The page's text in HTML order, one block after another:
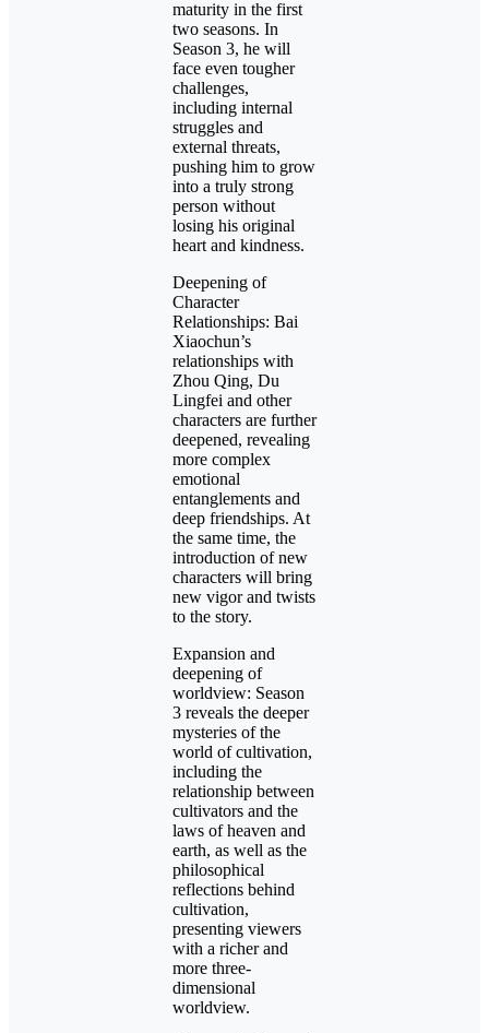
maturity in the first
two seasons. In
Season 3, he will
face even tougher
challenges,
including internal
struggles and
external threats,
pushing him to grow
into a truly strong
person without
losing his original
heart and kindness.
Deepening of
Character
Relationships: Bai
Xiaochun’s
relationships with
Zhou Qing, Du
Lingfei and other
characters are further
deepened, revealing
more complex
emotional
entanglements and
deep friendships. At
the same time, the
introduction of new
characters will bring
new vigor and twists
to the story.
Expansion and
deepening of
worldview: Season
3 reveals the deeper
mysteries of the
world of cultivation,
including the
relationship between
cultivators and the
laws of heaven and
earth, as well as the
philosophical
reflections behind
cultivation,
presenting viewers
with a richer and
more three-
dimensional
worldview.